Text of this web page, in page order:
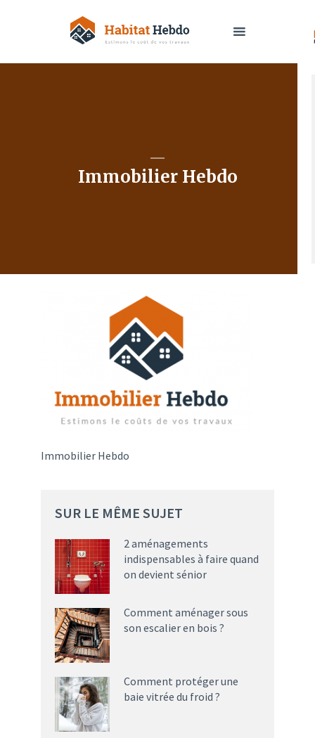
Immobilier Hebdo
Immobilier Hebdo
SUR LE MÊME SUJET
2 aménagements
indispensables à faire quand
on devient sénior
Comment aménager sous
son escalier en bois ?
Comment protéger une
baie vitrée du froid ?